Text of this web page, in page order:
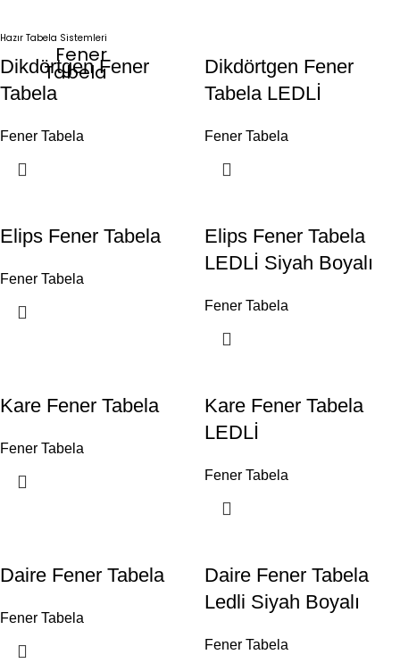
Hazır Tabela Sistemleri
Fener
Tabela
Dikdörtgen Fener
Tabela
Fener Tabela
Dikdörtgen Fener
Tabela LEDLİ
Fener Tabela
Elips Fener Tabela
Fener Tabela
Elips Fener Tabela
LEDLİ Siyah Boyalı
Fener Tabela
Kare Fener Tabela
Fener Tabela
Kare Fener Tabela
LEDLİ
Fener Tabela
Daire Fener Tabela
Fener Tabela
Daire Fener Tabela
Ledli Siyah Boyalı
Fener Tabela